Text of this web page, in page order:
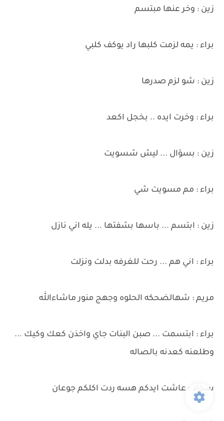
زين : وخر عنها مبتسم
براء : يمه لزمت كلبها راد يوكف كلبي
زين : شو لزم صدرها
براء : وخرت ايده .. بخجل اكعد
زين : بسؤال ... ليش شسويت
براء : مم مسويت شي
زين : ابتسم ... باسها بشفتها ... يله اني نازل
براء : اني هم ... رحت للغرفه بدلت ونزلت
مريم : شهالضحكه الحلوه وجهج منور ماشاءالله
براء : ابتسمت ... صبن البنات جاي واخذن كعك وكيك ...
وطلعنه كعدنه بالصاله
سجاد : عاشت ايدكم هسه ردت اكلكم جوعان